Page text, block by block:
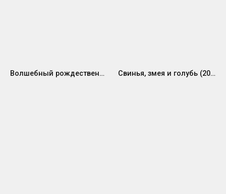
Волшебный рождественский торт (2021) Свинья, змея и голубь (2023)